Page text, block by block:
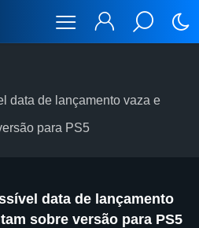
data de lançamento vaza e
para PS5
data de lançamento
sobre versão para PS5